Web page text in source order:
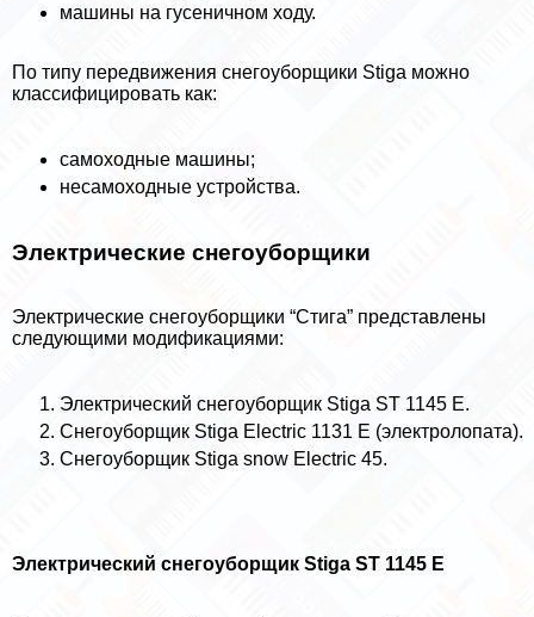
машины на гусеничном ходу.
По типу передвижения снегоуборщики Stiga можно
классифицировать как:
самоходные машины;
несамоходные устройства.
Электрические снегоуборщики
Электрические снегоуборщики “Стига” представлены
следующими модификациями:
Электрический снегоуборщик Stiga ST 1145 E.
Снегоуборщик Stiga Electric 1131 Е (электролопата).
Снегоуборщик Stiga snow Electric 45.
Электрический снегоуборщик Stiga ST 1145 E